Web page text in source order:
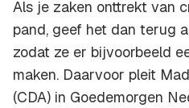
Als je zaken onttrekt van
pand, geef het dan terug
zodat ze er bijvoorbeeld
maken. Daarvoor pleit
(CDA) in Goedemorgen